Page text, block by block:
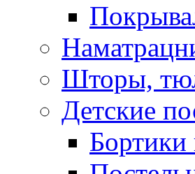
Шторы,
Детские
Бортики